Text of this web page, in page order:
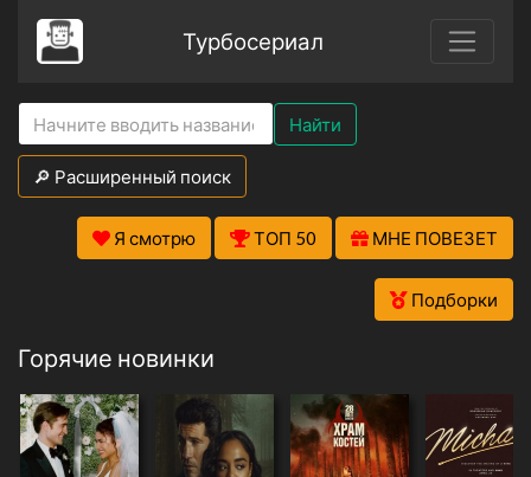
Турбосериал
Найти
🔎 Расширенный поиск
Я смотрю ТОП 50 МНЕ ПОВЕЗЕТ
Подборки
Горячие новинки